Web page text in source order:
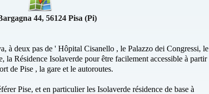
44, 56124 Pisa (Pi)
à deux pas de ' Hôpital Cisanello , le Palazzo dei Congressi, le
Résidence Isolaverde pour être facilement accessible à partir
de Pise , la gare et le autoroutes.
Pise, et en particulier les Isolaverde résidence de base à